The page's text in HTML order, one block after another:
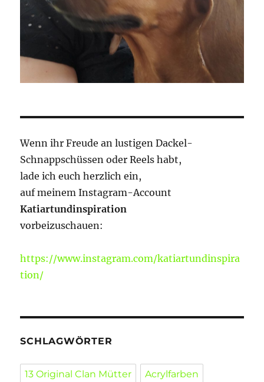
Wenn ihr Freude an lustigen Dackel-
Schnappschüssen oder Reels habt,
lade ich euch herzlich ein,
auf meinem Instagram-Account
Katiartundinspiration
vorbeizuschauen:
https://www.instagram.com/katiartundinspira
tion/
SCHLAGWÖRTER
13 Original Clan Mütter Acrylfarben